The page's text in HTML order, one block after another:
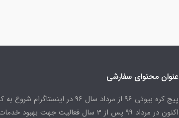
عنوان محتوای سفارشی
پیج کره بیوتی 96 از مرداد سال 96 در اینستاگرام
اکنون در مرداد 99 پس از 3 سال فعالیت جهت